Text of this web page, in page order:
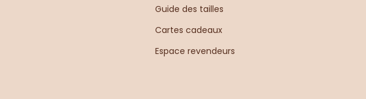
Guide des tailles
Cartes cadeaux
Espace revendeurs